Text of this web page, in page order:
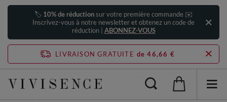
🏷️ 10% de réductionsur votre première commande ✉️
Inscrivez-vous à notre newsletter et obtenez un code de
réduction | ABONNEZ-VOUS
LIVRAISON GRATUITE de 46,66 €